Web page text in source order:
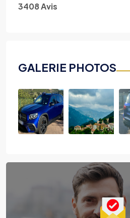
3408 Avis
GALERIE PHOTOS